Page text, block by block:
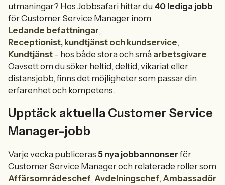
utmaningar? Hos Jobbsafari hittar du 40 lediga jobb
för Customer Service Manager inom
Ledande befattningar,
Receptionist, kundtjänst och kundservice,
Kundtjänst – hos både stora och små arbetsgivare.
Oavsett om du söker heltid, deltid, vikariat eller
distansjobb, finns det möjligheter som passar din
erfarenhet och kompetens.
Upptäck aktuella Customer Service
Manager-jobb
Varje vecka publiceras 5 nya jobbannonser för
Customer Service Manager och relaterade roller som
Affärsområdeschef,Avdelningschef,Ambassadör